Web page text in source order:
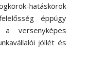
hatáskörök
éppúgy
versenyképes
jóllét és